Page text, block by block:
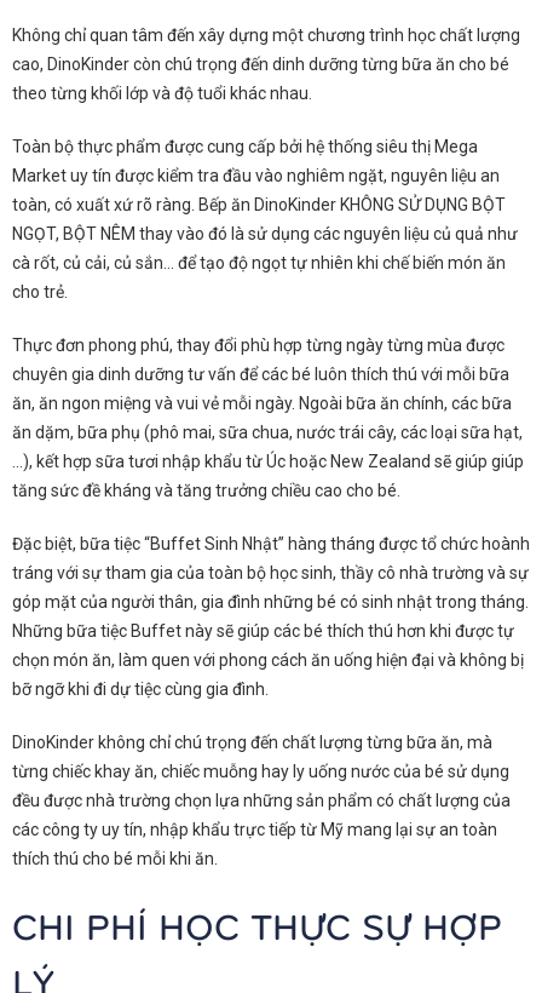
Không chỉ quan tâm đến xây dựng một chương trình học chất lượng
cao, DinoKinder còn chú trọng đến dinh dưỡng từng bữa ăn cho bé
theo từng khối lớp và độ tuổi khác nhau.
Toàn bộ thực phẩm được cung cấp bởi hệ thống siêu thị Mega
Market uy tín được kiểm tra đầu vào nghiêm ngặt, nguyên liệu an
toàn, có xuất xứ rõ ràng. Bếp ăn DinoKinder KHÔNG SỬ DỤNG BỘT
NGỌT, BỘT NÊM thay vào đó là sử dụng các nguyên liệu củ quả như
cà rốt, củ cải, củ sắn… để tạo độ ngọt tự nhiên khi chế biến món ăn
cho trẻ.
Thực đơn phong phú, thay đổi phù hợp từng ngày từng mùa được
chuyên gia dinh dưỡng tư vấn để các bé luôn thích thú với mỗi bữa
ăn, ăn ngon miệng và vui vẻ mỗi ngày. Ngoài bữa ăn chính, các bữa
ăn dặm, bữa phụ (phô mai, sữa chua, nước trái cây, các loại sữa hạt,
…), kết hợp sữa tươi nhập khẩu từ Úc hoặc New Zealand sẽ giúp giúp
tăng sức đề kháng và tăng trưởng chiều cao cho bé.
Đặc biệt, bữa tiệc “Buffet Sinh Nhật” hàng tháng được tổ chức hoành
tráng với sự tham gia của toàn bộ học sinh, thầy cô nhà trường và sự
góp mặt của người thân, gia đình những bé có sinh nhật trong tháng.
Những bữa tiệc Buffet này sẽ giúp các bé thích thú hơn khi được tự
chọn món ăn, làm quen với phong cách ăn uống hiện đại và không bị
bỡ ngỡ khi đi dự tiệc cùng gia đình.
DinoKinder không chỉ chú trọng đến chất lượng từng bữa ăn, mà
từng chiếc khay ăn, chiếc muỗng hay ly uống nước của bé sử dụng
đều được nhà trường chọn lựa những sản phẩm có chất lượng của
các công ty uy tín, nhập khẩu trực tiếp từ Mỹ mang lại sự an toàn
thích thú cho bé mỗi khi ăn.
CHI PHÍ HỌC THỰC SỰ HỢP
LÝ